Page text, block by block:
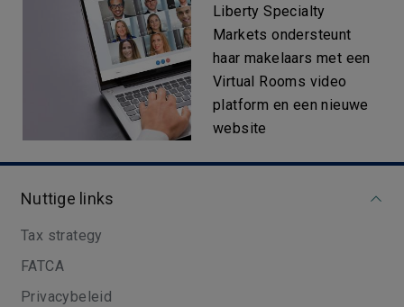
Liberty Specialty
Markets ondersteunt
haar makelaars met een
Virtual Rooms video
platform en een nieuwe
website
Nuttige links
Tax strategy
FATCA
Privacybeleid